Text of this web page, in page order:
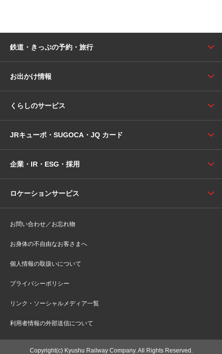
鉄道・きっぷの予約・旅行
お出かけ情報
くらしのサービス
JRキューポ・SUGOCA・JQ カード
企業・IR・ESG・採用
ロケーションサービス
お問い合わせ／お忘れ物
お身体の不自由なお客さまへ
個人情報の取扱いについて
プライバシーポリシー
リンク・ソーシャルメディア一覧
利用者情報の外部送信について
Copyright(c) Kyushu Railway Company. All Rights Reserved.